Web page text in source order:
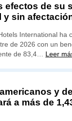
efectos de su
y sin
International ha
de 2026 con un
de 83,4… Leer
y
a más de